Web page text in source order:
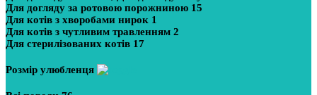
Для догляду за ротовою порожниною 15
Для котів з хворобами нирок 1
Для котів з чутливим травленням 2
Для стерилізованих котів 17
Розмір улюбленця